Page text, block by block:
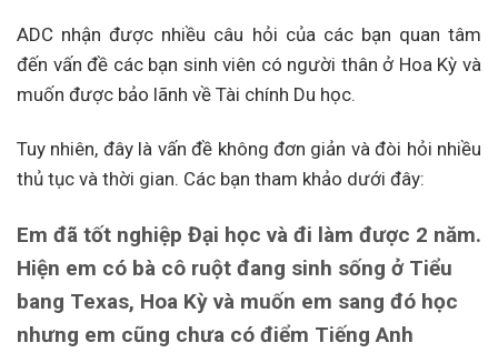
ADC nhận được nhiều câu hỏi của các bạn quan tâm
đến vấn đề các bạn sinh viên có người thân ở Hoa Kỳ và
muốn được bảo lãnh về Tài chính Du học.
Tuy nhiên, đây là vấn đề không đơn giản và đòi hỏi nhiều
thủ tục và thời gian. Các bạn tham khảo dưới đây:
Em đã tốt nghiệp Đại học và đi làm được 2 năm.
Hiện em có bà cô ruột đang sinh sống ở Tiểu
bang Texas, Hoa Kỳ và muốn em sang đó học
nhưng em cũng chưa có điểm Tiếng Anh